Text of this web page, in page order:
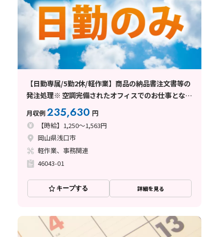
【日勤専属/5勤2休/軽作業】商品の納品書注文書等の
発注処理※ 空調完備されたオフィスでのお仕事となり
月収例235,630 円
【時給】1,250～1,563円
岡山県浅口市
軽作業、事務関連
46043-01
キープする 詳細を見る